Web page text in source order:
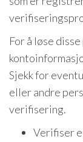
For å løse
Sjekk for
eller andre
verifisering.
Verifiser